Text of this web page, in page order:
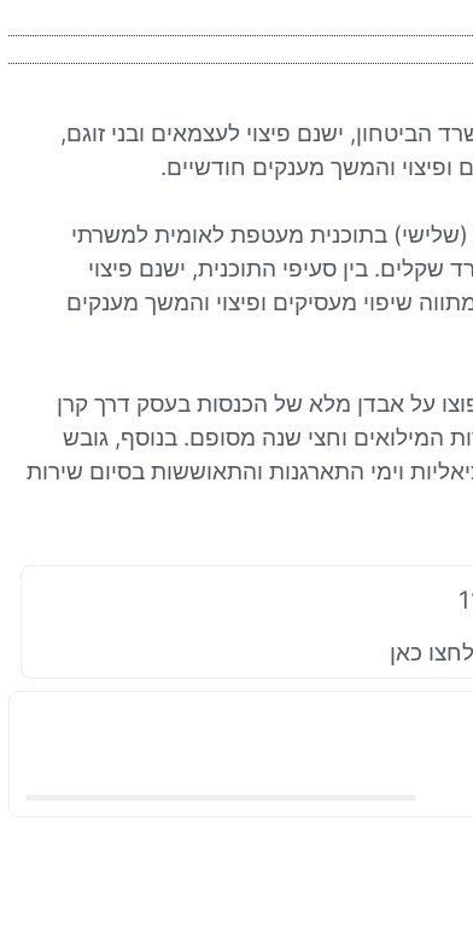
הביטחון, ישנם פיצוי לעצמאים ובני זוגם,
ופיצוי והמשך מענקים חודשיים.
(שלישי) בתוכנית מעטפת לאומית למשרתי
בהיקף של 9 מיליארד שקלים. בין סעיפי התוכנית, ישנם פיצוי
שיפוי מעסיקים ופיצוי והמשך מענקים
על אבדן מלא של הכנסות בעסק דרך קרן
המילואים וחצי שנה מסופם. בנוסף, גובש
וימי התארגנות והתאוששות בסיום שירות
כאן